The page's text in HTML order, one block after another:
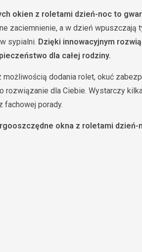
okien z roletami dzień-noc to
zaciemnienie, a w dzień wpuszczają
sypialni. Dzięki innowacyjnym
dla całej rodziny.
dodania rolet, okuć
rozwiązanie dla Ciebie. Wystarczy
fachowej porady.
okna z roletami dzień-